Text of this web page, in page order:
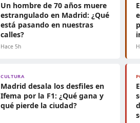
Un hombre de 70 años muere
estrangulado en Madrid: ¿Qué
está pasando en nuestras
calles?
Hace 5h
CULTURA
Madrid desala los desfiles en
Ifema por la F1: ¿Qué gana y
qué pierde la ciudad?